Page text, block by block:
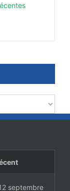
septembre